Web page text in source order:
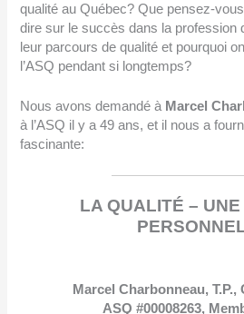
qualité au Québec? Que pensez-
dire sur le succès dans la profession
leur parcours de qualité et pourquoi
l’ASQ pendant si longtemps?
Nous avons demandé à Marcel
à l’ASQ il y a 49 ans, et il nous a
fascinante:
LA QUALITÉ – UNE
Marcel Charbonneau, T.P.,
ASQ #00008263,